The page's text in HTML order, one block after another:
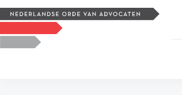
Logo, to the homepage